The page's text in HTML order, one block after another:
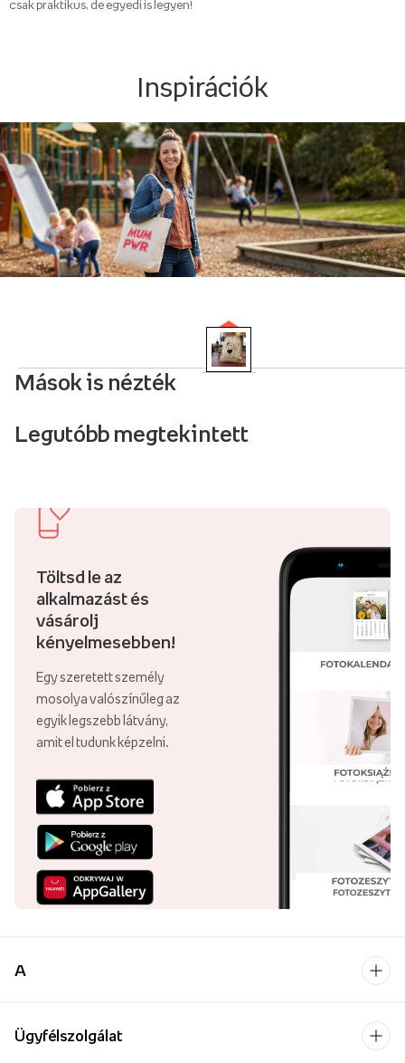
csak praktikus, de egyedi is legyen!
Inspirációk
Mások is nézték
Legutóbb megtekintett
Töltsd le az
alkalmazást és
vásárolj
kényelmesebben!
Egy szeretett személy
mosolya valószínűleg az
egyik legszebb látvány,
amit el tudunk képzelni.
A
Ügyfélszolgálat